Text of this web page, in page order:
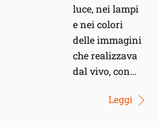
luce, nei lampi
e nei colori
delle immagini
che realizzava
dal vivo, con…
Leggi